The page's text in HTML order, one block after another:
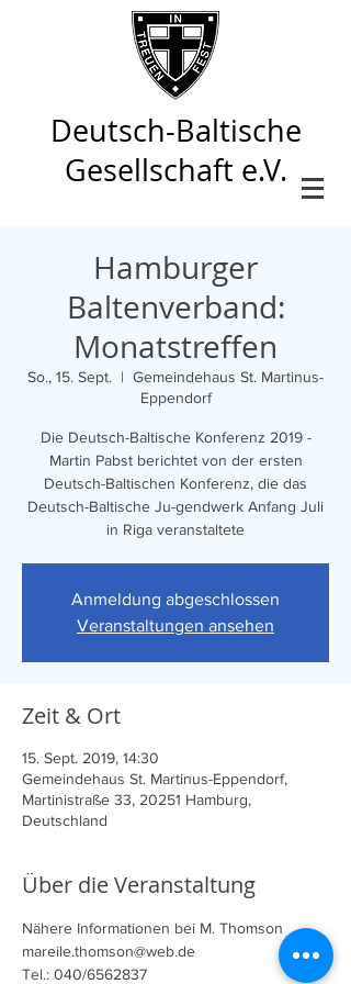
Deutsch-Baltische
Gesellschaft e.V.
Hamburger
Baltenverband:
Monatstreffen
So., 15. Sept.
  |
Gemeindehaus St. Martinus-
Eppendorf
Die Deutsch-Baltische Konferenz 2019 -
Martin Pabst berichtet von der ersten
Deutsch-Baltischen Konferenz, die das
Deutsch-Baltische Ju-gendwerk Anfang Juli
in Riga veranstaltete
Anmeldung abgeschlossen
Veranstaltungen ansehen
Zeit & Ort
15. Sept. 2019, 14:30
Gemeindehaus St. Martinus-Eppendorf,
Martinistraße 33, 20251 Hamburg,
Deutschland
Über die Veranstaltung
Nähere Informationen bei M. Thomson
mareile.thomson@web.de
Tel.: 040/6562837